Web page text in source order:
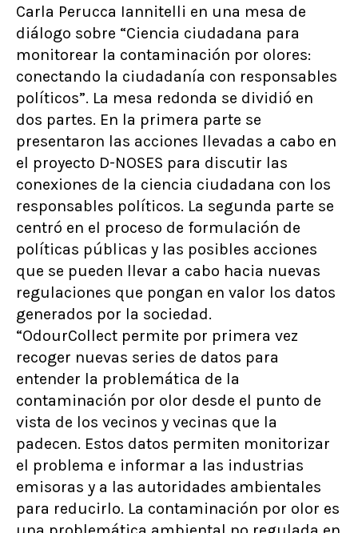
Carla Perucca Iannitelli en una mesa de
diálogo sobre “Ciencia ciudadana para
monitorear la contaminación por olores:
conectando la ciudadanía con responsables
políticos”. La mesa redonda se dividió en
dos partes. En la primera parte se
presentaron las acciones llevadas a cabo en
el proyecto D-NOSES para discutir las
conexiones de la ciencia ciudadana con los
responsables políticos. La segunda parte se
centró en el proceso de formulación de
políticas públicas y las posibles acciones
que se pueden llevar a cabo hacia nuevas
regulaciones que pongan en valor los datos
generados por la sociedad.
“OdourCollect permite por primera vez
recoger nuevas series de datos para
entender la problemática de la
contaminación por olor desde el punto de
vista de los vecinos y vecinas que la
padecen. Estos datos permiten monitorizar
el problema e informar a las industrias
emisoras y a las autoridades ambientales
para reducirlo. La contaminación por olor es